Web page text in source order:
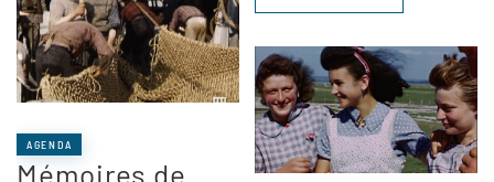
AGENDA
Mémoires de